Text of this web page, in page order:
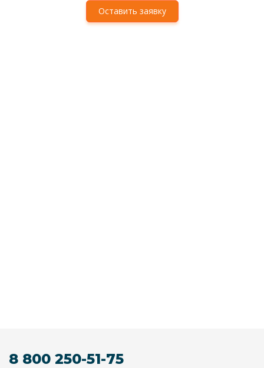
Оставить заявку
8 800 250-51-75